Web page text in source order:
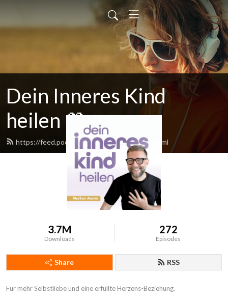
Dein Inneres Kind
heilen 💜
https://feed.podbean.com/innereskind/feed.xml
3.7M
Downloads
272
Episodes
Share RSS
Für mehr Selbstliebe und eine erfüllte Herzens-Beziehung.